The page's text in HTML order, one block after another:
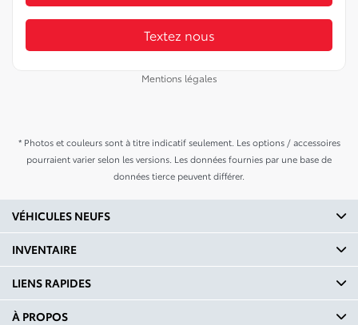
Textez nous
Mentions légales
* Photos et couleurs sont à titre indicatif seulement. Les options / accessoires
pourraient varier selon les versions. Les données fournies par une base de
données tierce peuvent différer.
VÉHICULES NEUFS
INVENTAIRE
LIENS RAPIDES
À PROPOS